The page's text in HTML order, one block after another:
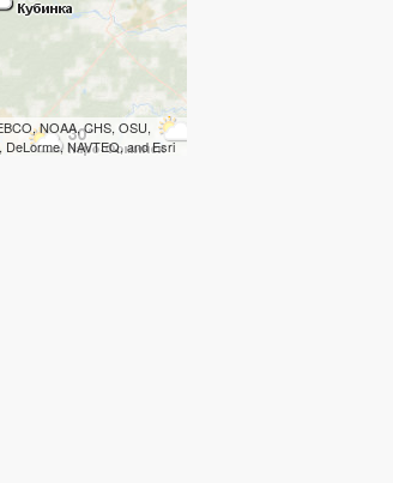
NOAA, CHS, OSU,
NAVTEQ, and Esri